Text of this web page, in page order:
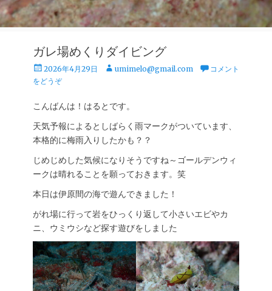
ガレ場めくりダイビング
投
稿
2026年4月29日
投 umimelo@gmail.com
コメント
をどうぞ
こんばんは！はるとです。
天気予報によるとしばらく雨マークがついています、
本格的に梅雨入りしたかも？？
じめじめした気候になりそうですね～ゴールデンウィ
ークは晴れることを願っておきます。笑
本日は伊原間の海で遊んできました！
がれ場に行って岩をひっくり返して小さいエビやカ
ニ、ウミウシなど探す遊びをしました